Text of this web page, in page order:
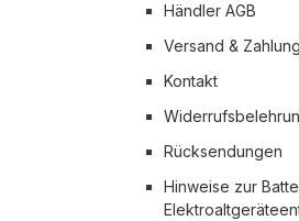
Händler AGB
Versand & Zahlung
Kontakt
Rücksendungen
Hinweise zur